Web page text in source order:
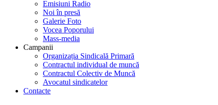
Emisiuni Radio
Noi în presă
Galerie Foto
Vocea Poporului
Mass-media
Campanii
Organizația Sindicală Primară
Contractul individual de muncă
Contractul Colectiv de Muncă
Avocatul sindicatelor
Contacte